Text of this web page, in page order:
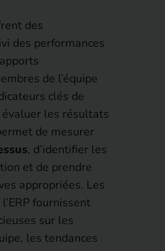
des
des performances
de l’équipe
clés de
évaluer les résultats
de mesurer
, d’identifier les
et de prendre
appropriées. Les
fournissent
sur les
les tendances